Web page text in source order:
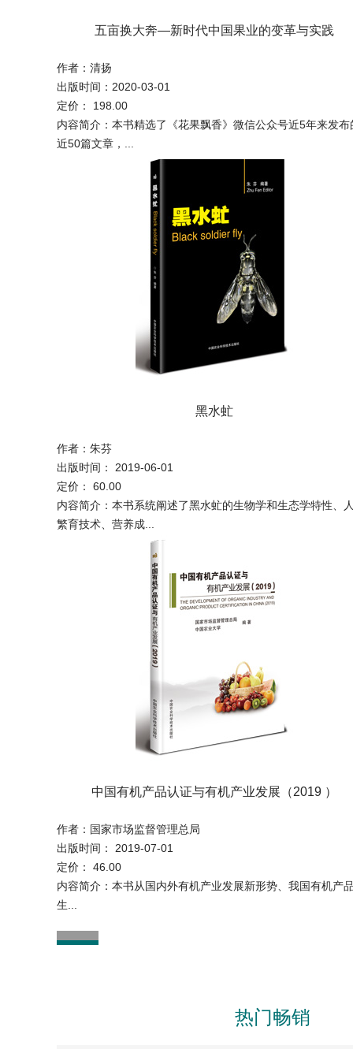
转基因玉米
作者：李新海
出版日期：2020-12-01
定价：58.00
本书系统全面介绍了玉米的用途、价值、生产史，危害玉米
要病毒病害，转基因...
转基因安全
作者：彭于发，杨晓光
出版日期：2020-12-01
定价：36.00
本书综述了转基因食品安全的情况。从转基因食品的食用安
包括转基因...
转基因技术
作者：林敏
出版日期：2020-08-01
定价：88.00
作者在长期研究过程中，精选出生物遗传与变异现象中较为
关注的问题，以简明生...
澜沧江—湄公河区域橡胶林植物多样性及分布
作者：兰国玉，吴志祥，陈帮乾
出版日期：2020-12-01
定价：360.00
近年来，东南亚橡胶林种植面积迅速扩展，占世界橡胶种植
积...
绿色无公害果品生产与营销
作者： 郑先波，黄松
出版时间： 2020-05-01
定价：60.00
内容简介：本书系统地介绍了绿色无公害果品生产与营销的
知识和...
宠物冠状病毒防控手册
作者： 秦彤
出版时间： 2020-05-01
定价： 20.00
内容简介：《宠物冠状病毒防控手册》一书分为基本常识篇
常防护篇、...
草地贪夜蛾防控手册
作者： 吴孔明 等
出版时间： 2020-03-03
定价： 20.00
内容简介：草地贪夜蛾生物学特性简介、国内外发生情况及
势、...
农作物花之境界
作者：王其享
出版时间： 2019-09-01
定价： 168.00
内容简介：本书共分为蔬菜类、果品类、粮食类、经济类及
和饲料作物几...
乡村振兴与农村一二三产业融合发展
作者：王鑫
出版时间： 2020-06-01
定价： 86.00
内容简介：本书对十九大提出的乡村振兴战略做了进一步分
将之与农村一二三...
五亩换大奔—新时代中国果业的变革与实践
作者：清扬
出版时间：2020-03-01
定价： 198.00
内容简介：本书精选了《花果飘香》微信公众号近5年来发布
近50篇文章，...
黑水虻
作者：朱芬
出版时间： 2019-06-01
定价： 60.00
内容简介：本书系统阐述了黑水虻的生物学和生态学特性、
繁育技术、营养成...
中国有机产品认证与有机产业发展（2019 ）
作者：国家市场监督管理总局
出版时间： 2019-07-01
定价： 46.00
内容简介：本书从国内外有机产业发展新形势、我国有机产
生...
热门畅销